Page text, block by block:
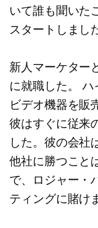
いて誰も聞いた
スタートしまし
新人マーケター
に就職した。ハ
ビデオ機器を販
彼はすぐに従来
した。彼の会社
他社に勝つこと
で、ロジャー・
ティングに賭け